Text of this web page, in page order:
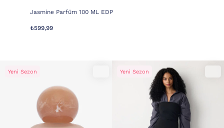
Jasmine Parfüm 100 ML EDP
₺599,99
Yeni Sezon Yeni Sezon